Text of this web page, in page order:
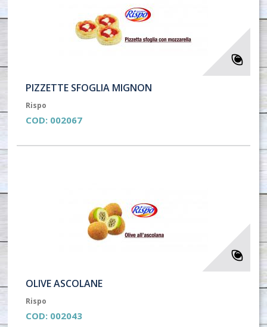
PIZZETTE SFOGLIA MIGNON
Rispo
COD: 002067
OLIVE ASCOLANE
Rispo
COD: 002043